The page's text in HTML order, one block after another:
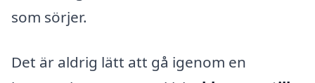
som sörjer.
Det är aldrig lätt att gå igenom en